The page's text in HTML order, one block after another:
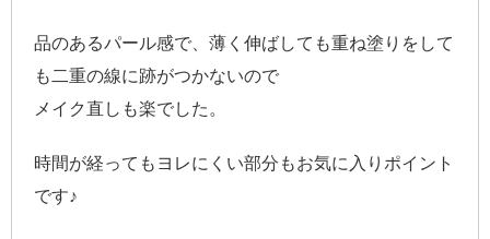
品のあるパール感で、薄く伸ばしても重ね塗りをして
も二重の線に跡がつかないので
メイク直しも楽でした。
時間が経ってもヨレにくい部分もお気に入りポイント
です♪